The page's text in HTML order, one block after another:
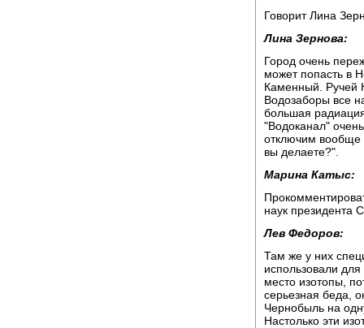
Говорит Лина
Лина Зернова:
Город очень
может попасть в
Каменный. Ручей
Водозаборы все
большая
"Водоканал"
отключим вообще
вы делаете?".
Марина Катыс:
наук президента
Лев Федоров:
Там же у них
использовали
место изотопы,
серьезная беда,
Чернобыль на
Настолько эти